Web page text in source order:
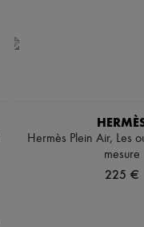
Hermès Plein Air, Les
mesure
225 €